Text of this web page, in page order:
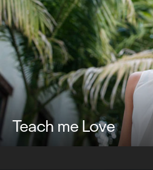
Teach me Love